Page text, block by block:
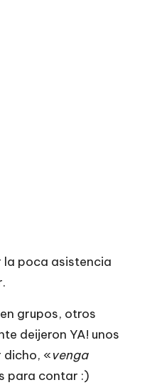
la poca asistencia
grupos, otros
deijeron YA! unos
dicho, «venga
para contar :)